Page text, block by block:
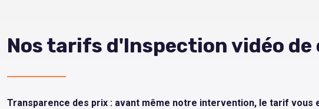
Nos tarifs d'Inspection vidéo
Transparence des prix : avant même notre intervention, le tarif vous